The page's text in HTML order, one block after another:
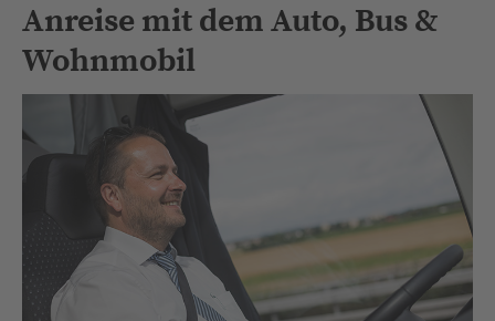
Anreise mit dem Auto, Bus &
Wohnmobil